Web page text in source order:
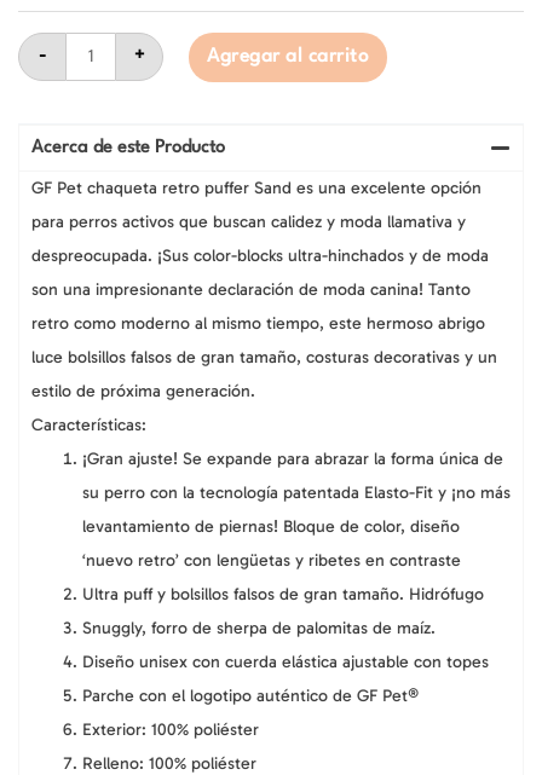
-
para
Perros,
Lila
+ Agregar al carrito
Acerca de este Producto
GF Pet chaqueta retro puffer Sand es una excelente opción
para perros activos que buscan calidez y moda llamativa y
despreocupada. ¡Sus color-blocks ultra-hinchados y de moda
son una impresionante declaración de moda canina! Tanto
retro como moderno al mismo tiempo, este hermoso abrigo
luce bolsillos falsos de gran tamaño, costuras decorativas y un
estilo de próxima generación.
Características:
¡Gran ajuste! Se expande para abrazar la forma única de
su perro con la tecnología patentada Elasto-Fit y ¡no más
levantamiento de piernas! Bloque de color, diseño
‘nuevo retro’ con lengüetas y ribetes en contraste
Ultra puff y bolsillos falsos de gran tamaño. Hidrófugo
Snuggly, forro de sherpa de palomitas de maíz.
Diseño unisex con cuerda elástica ajustable con topes
Parche con el logotipo auténtico de GF Pet®
Exterior: 100% poliéster
Relleno: 100% poliéster